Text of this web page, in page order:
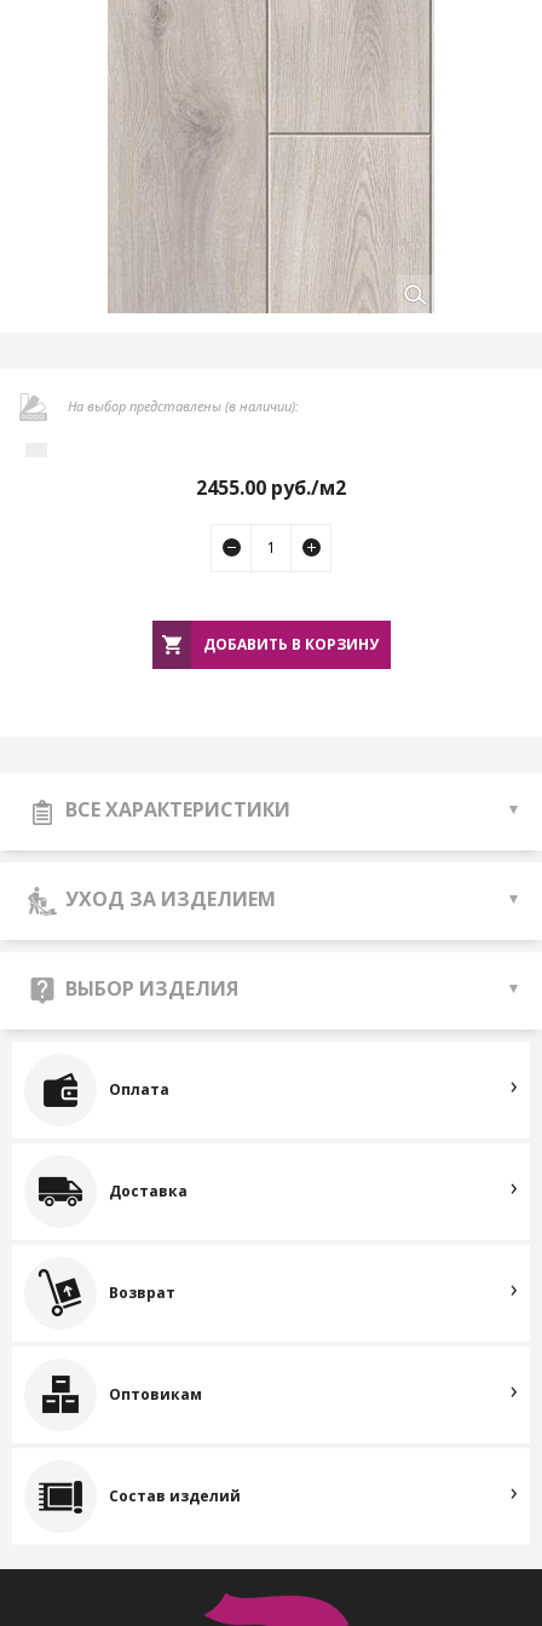
На выбор представлены (в наличии):
2455.00 руб./м2
ДОБАВИТЬ В КОРЗИНУ
ВСЕ ХАРАКТЕРИСТИКИ
УХОД ЗА ИЗДЕЛИЕМ
ВЫБОР ИЗДЕЛИЯ
Оплата
Доставка
Возврат
Оптовикам
Состав изделий